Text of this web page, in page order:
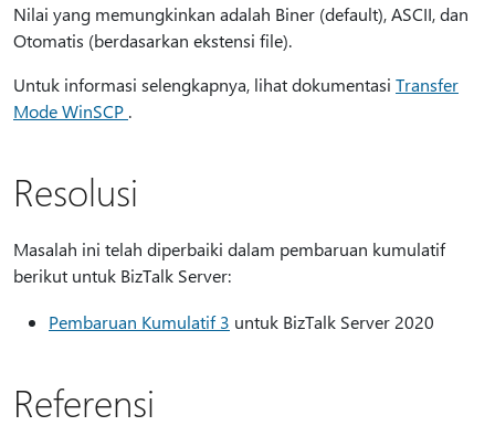
Nilai yang memungkinkan adalah Biner (default), ASCII, dan
Otomatis (berdasarkan ekstensi file).
Untuk informasi selengkapnya, lihat dokumentasi Transfer
Mode WinSCP .
Resolusi
Masalah ini telah diperbaiki dalam pembaruan kumulatif
berikut untuk BizTalk Server:
Pembaruan Kumulatif 3 untuk BizTalk Server 2020
Referensi